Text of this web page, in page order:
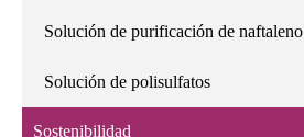
Solución de purificación de naftaleno
Solución de polisulfatos
Sostenibilidad